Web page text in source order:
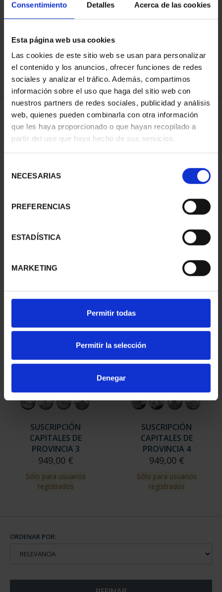
Consentimiento Detalles Acerca de las cookies
Esta página web usa cookies
Las cookies de este sitio web se usan para personalizar
el contenido y los anuncios, ofrecer funciones de redes
sociales y analizar el tráfico. Además, compartimos
información sobre el uso que haga del sitio web con
nuestros partners de redes sociales, publicidad y análisis
web, quienes pueden combinarla con otra información
que les haya proporcionado o que hayan recopilado a
partir del uso que haya hecho de sus servicios.
NECESARIAS
PREFERENCIAS
ESTADÍSTICA
MARKETING
Permitir todas
Permitir la selección
Denegar
REFINAR
4 Productos encontrados
SUSCRIPCIÓN
PROVINCIA 1
Sólo para usuarios
registrados
SUSCRIPCIÓN
PROVINCIA 2
949,00 €
Sólo para usuarios
registrados
SUSCRIPCIÓN
CAPITALES DE
PROVINCIA 3
949,00 €
Sólo para usuarios
registrados
SUSCRIPCIÓN
CAPITALES DE
PROVINCIA 4
949,00 €
Sólo para usuarios
registrados
ORDENAR POR: